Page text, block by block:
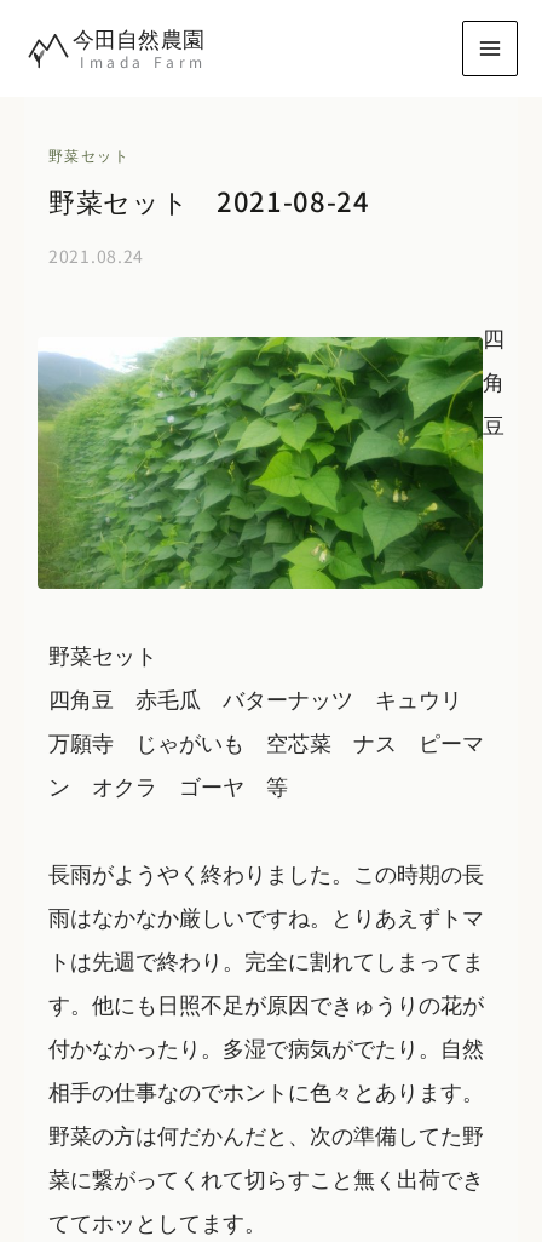
今田自然農園
Imada Farm
野菜セット
野菜セット 2021-08-24
2021.08.24
四
角
豆
野菜セット
四角豆 赤毛瓜 バターナッツ キュウリ
万願寺 じゃがいも 空芯菜 ナス ピーマ
ン オクラ ゴーヤ 等
長雨がようやく終わりました。この時期の長
雨はなかなか厳しいですね。とりあえずトマ
トは先週で終わり。完全に割れてしまってま
す。他にも日照不足が原因できゅうりの花が
付かなかったり。多湿で病気がでたり。自然
相手の仕事なのでホントに色々とあります。
野菜の方は何だかんだと、次の準備してた野
菜に繋がってくれて切らすこと無く出荷でき
ててホッとしてます。